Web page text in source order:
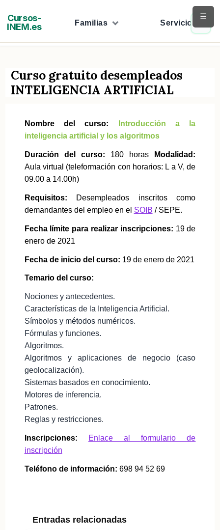
contenido
Cursos-
INEM.es
Familias Servicios
Curso gratuito desempleados
INTELIGENCIA ARTIFICIAL
Nombre del curso:
Introducción a la
inteligencia artificial y los algoritmos
Duración del curso: 180 horas
Modalidad:
Aula virtual (teleformación con horarios: L a V, de
09.00 a 14.00h)
Requisitos: Desempleados inscritos como
demandantes del empleo en el SOIB / SEPE.
Fecha límite para realizar inscripciones: 19 de
enero de 2021
Fecha de inicio del curso: 19 de enero de 2021
Temario del curso:
Nociones y antecedentes.
Características de la Inteligencia Artificial.
Símbolos y métodos numéricos.
Fórmulas y funciones.
Algoritmos.
Algoritmos y aplicaciones de negocio (caso
geolocalización).
Sistemas basados en conocimiento.
Motores de inferencia.
Patrones.
Reglas y restricciones.
Inscripciones:
Enlace al formulario de
inscripción
Teléfono de información: 698 94 52 69
Entradas relacionadas
☰